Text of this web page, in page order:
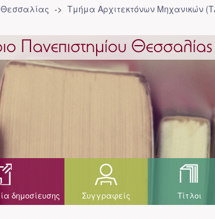
Θεσσαλίας Τμήμα Αρχιτεκτόνων Μηχανικών
δημοσίευσης Συγγραφείς Τίτλοι